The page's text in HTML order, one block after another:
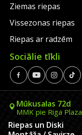
Ziemas riepas
Vissezonas riepas
Riepas ar radzēm
Sociālie tīkli
Mūkusalas 72d
MMK pie Riga Plaza
Riepas un Diski